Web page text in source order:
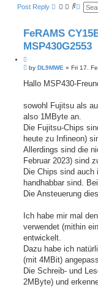
Post Reply
S
c
h
A
n
c
e
e
r
FeRAMS
MSP430G2553
u
t
P
s
by DL9MWE » Fri 17.
Hallo MSP430-
sowohl Fujitsu als
also 1MByte an.
Die Fujitsu-Chips
heute zu Infineon)
Allerdings sind die
Februar 2023) sind
Die Chips sind
handhabbar sind.
Die Ansteuerung
Ich habe mir mal
verwendet (mithin
entwickelt.
Dazu habe ich
(mit 4MBit)
Die Schreib- und
2MByte) und